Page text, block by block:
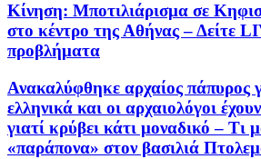
Κίνηση: Μποτιλιάρισμα σε
στο κέντρο της Αθήνας – Δείτε
προβλήματα
Ανακαλύφθηκε αρχαίος πάπυρος
ελληνικά και οι αρχαιολόγοι
γιατί κρύβει κάτι μοναδικό – Τι
«παράπονα» στον βασιλιά